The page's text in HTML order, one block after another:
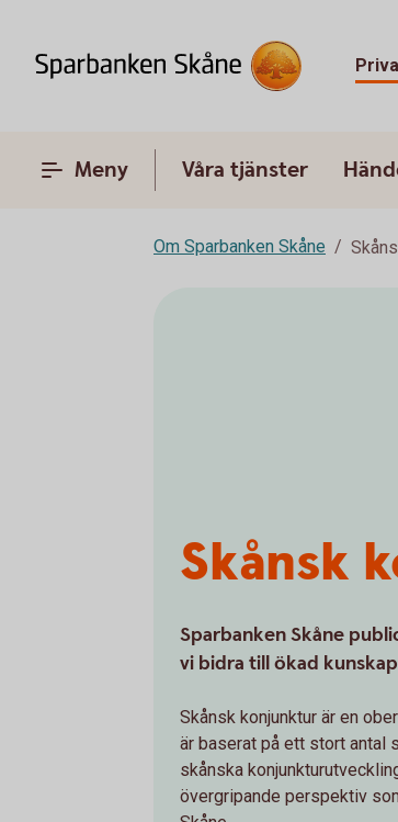
Meny Våra tjänster
Om Sparbanken Skåne
Skånsk
Sparbanken Skåne
vi bidra till ökad
Skånsk konjunktur är en
är baserat på ett stort antal
skånska
övergripande perspektiv